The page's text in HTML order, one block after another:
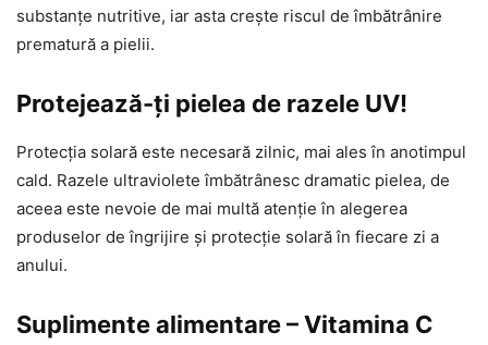
substanțe nutritive, iar asta crește riscul de îmbătrânire
prematură a pielii.
Protejează-ți pielea de razele UV!
Protecția solară este necesară zilnic, mai ales în anotimpul
cald. Razele ultraviolete îmbătrânesc dramatic pielea, de
aceea este nevoie de mai multă atenție în alegerea
produselor de îngrijire și protecție solară în fiecare zi a
anului.
Suplimente alimentare – Vitamina C